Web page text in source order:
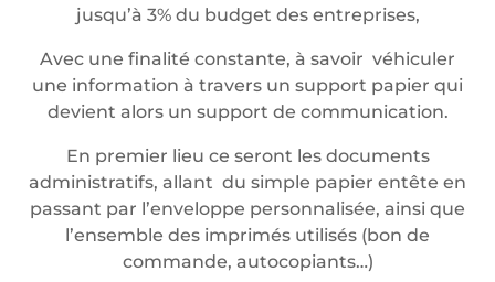
jusqu’à 3% du budget des entreprises,
Avec une finalité constante, à savoir véhiculer
une information à travers un support papier qui
devient alors un support de communication.
En premier lieu ce seront les documents
administratifs, allant du simple papier entête en
passant par l’enveloppe personnalisée, ainsi que
l’ensemble des imprimés utilisés (bon de
commande, autocopiants…)